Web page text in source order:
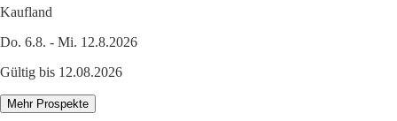
Kaufland
Do. 6.8. - Mi. 12.8.2026
Gültig bis 12.08.2026
Mehr Prospekte